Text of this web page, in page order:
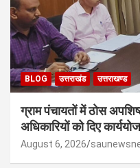
BLOG उत्तराखंड उत्तराखण्ड
ग्राम पंचायतों में ठोस
अधिकारियों को दिए
August 6, 2026